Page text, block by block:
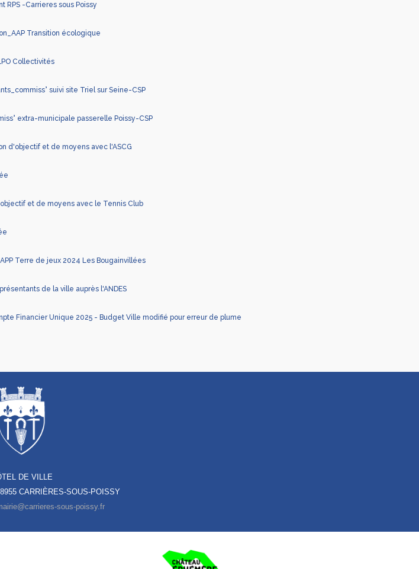
RPS -Carrieres sous Poissy
Transition écologique
Collectivités
suivi site Triel sur Seine-CSP
extra-municipale passerelle Poissy-CSP
d'objectif et de moyens avec l'ASCG
et de moyens avec le Tennis Club
Terre de jeux 2024 Les Bougainvillées
de la ville auprès l'ANDES
Financier Unique 2025 - Budget Ville modifié pour erreur de plume
DE VILLE
CARRIÈRES-SOUS-POISSY